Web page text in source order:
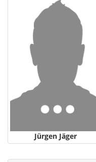
Jürgen Jäger